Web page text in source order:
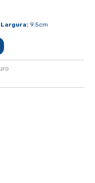
Largura: 9.5cm